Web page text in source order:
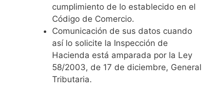
cumplimiento de lo establecido en el
Código de Comercio.
Comunicación de sus datos cuando
así lo solicite la Inspección de
Hacienda está amparada por la Ley
58/2003, de 17 de diciembre, General
Tributaria.